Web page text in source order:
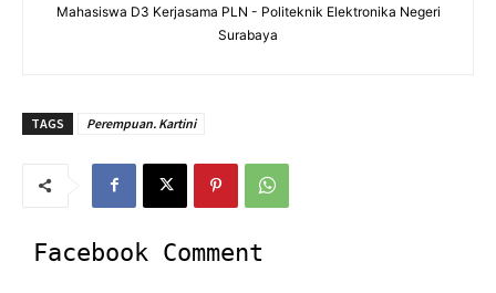
Mahasiswa D3 Kerjasama PLN - Politeknik Elektronika Negeri
Surabaya
TAGS Perempuan. Kartini
Facebook Comment